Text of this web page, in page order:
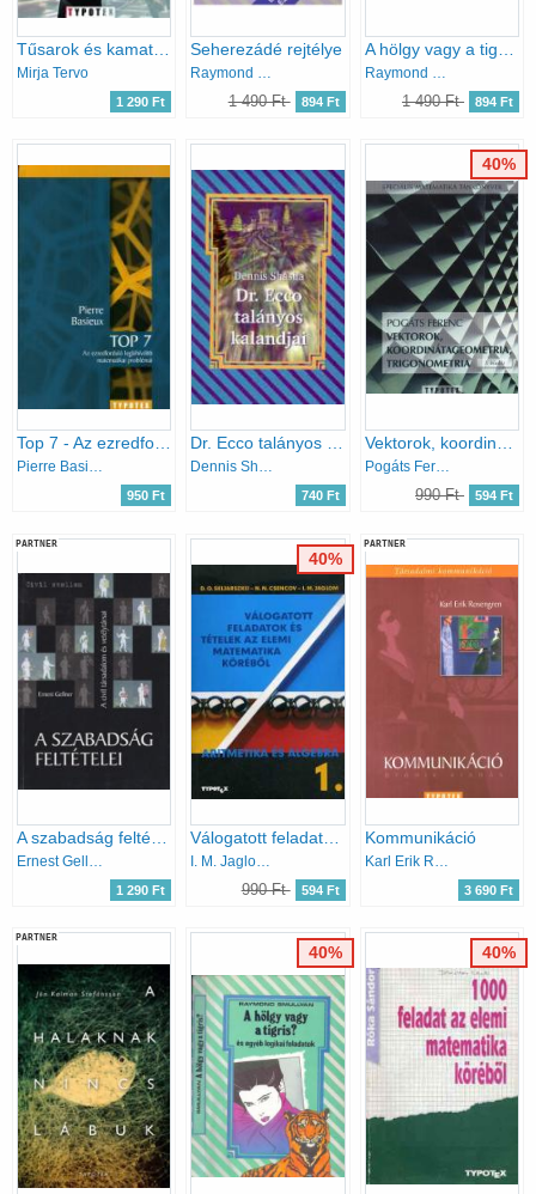
Mirja Tervo
1 290 Ft
Seherezádé rejtélye
1 490 Ft 894 Ft 1 490 Ft 894 Ft
Pierre Basieux
950 Ft
Dennis Shasha
740 Ft
Pogáts Ferenc
990 Ft 594 Ft
40%
PARTNER
1 290 Ft 990 Ft 594 Ft
40%
PARTNER
Kommunikáció
3 690 Ft
PARTNER
40% 40%